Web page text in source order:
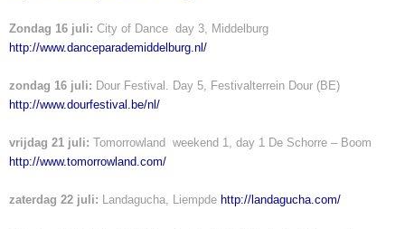
Zondag 16 juli: City of Dance day 3, Middelburg
http://www.danceparademiddelburg.nl/
zondag 16 juli: Dour Festival. Day 5, Festivalterrein Dour (BE)
http://www.dourfestival.be/nl/
vrijdag 21 juli: Tomorrowland weekend 1, day 1 De Schorre – Boom
http://www.tomorrowland.com/
zaterdag 22 juli: Landagucha, Liempde http://landagucha.com/